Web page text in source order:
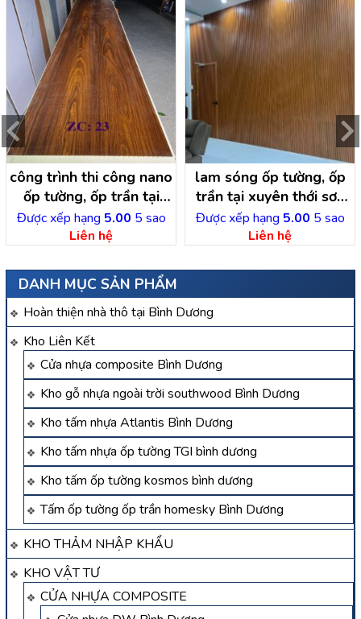
DANH MỤC SẢN PHẨM
Hoàn thiện nhà thô tại Bình Dương
Kho Liên Kết
Cửa nhựa composite Bình Dương
Kho gỗ nhựa ngoài trời southwood Bình Dương
Kho tấm nhựa Atlantis Bình Dương
Kho tấm nhựa ốp tường TGI bình dương
Kho tấm ốp tường kosmos bình dương
Tấm ốp tường ốp trần homesky Bình Dương
KHO THẢM NHẬP KHẨU
KHO VẬT TƯ
CỬA NHỰA COMPOSITE
công trình thi công nano
ốp tường, ốp trần tại
đông thạnh hóc môn
Được xếp hạng 5.00 5 sao
Liên hệ
lam sóng ốp tường, ốp
trần tại xuyên thới sơn
hóc môn- hồ chí minh
Được xếp hạng 5.00 5 sao
Liên hệ